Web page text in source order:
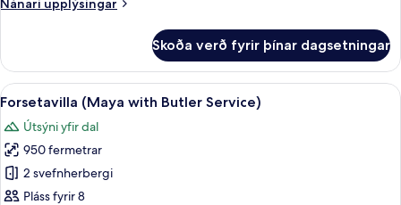
with
Forest
Corner
Suite
Bed
with
Butler
Service
Skoða verð fyrir þínar dagsetningar
Skoða
allar
myndir
fyrir
Forsetavilla
(Maya
Forsetavilla (Maya with Butler
7
Forsetavilla (Maya with Butler Service)
Útsýni yfir dal
950 fermetrar
2 svefnherbergi
Pláss fyrir 8